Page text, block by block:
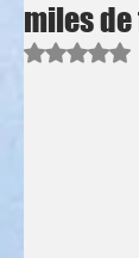
miles
Obtuvo